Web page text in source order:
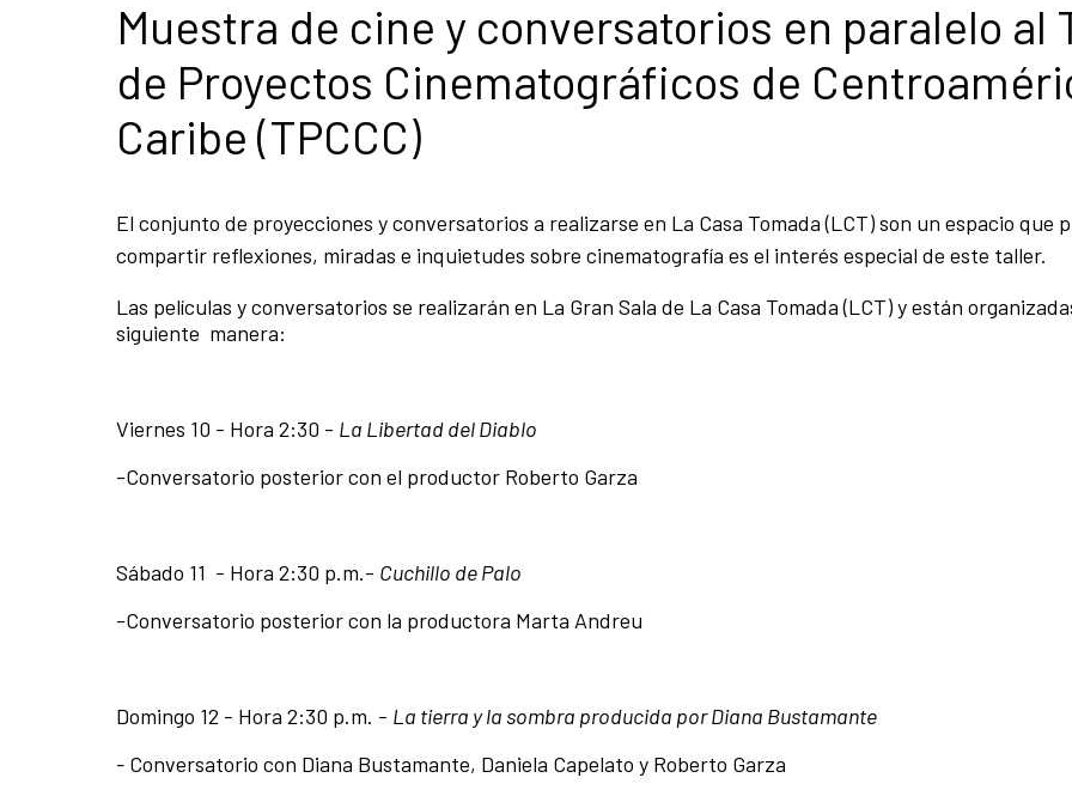
Muestra de cine y conversatorios en paralelo al
de Proyectos Cinematográficos de
Caribe (TPCCC)
El conjunto de proyecciones y conversatorios a realizarse en La Casa Tomada (LCT) son un espacio que
compartir reflexiones, miradas e inquietudes sobre cinematografía es el interés especial de este taller.
Las películas y conversatorios se realizarán en La Gran Sala de La Casa Tomada (LCT) y están
siguiente manera:
Viernes 10 - Hora 2:30 - La Libertad del Diablo
-Conversatorio posterior con el productor Roberto Garza
Sábado 11 - Hora 2:30 p.m.- Cuchillo de Palo
-Conversatorio posterior con la productora Marta Andreu
Domingo 12 - Hora 2:30 p.m. - La tierra y la sombra producida por Diana Bustamante
- Conversatorio con Diana Bustamante, Daniela Capelato y Roberto Garza